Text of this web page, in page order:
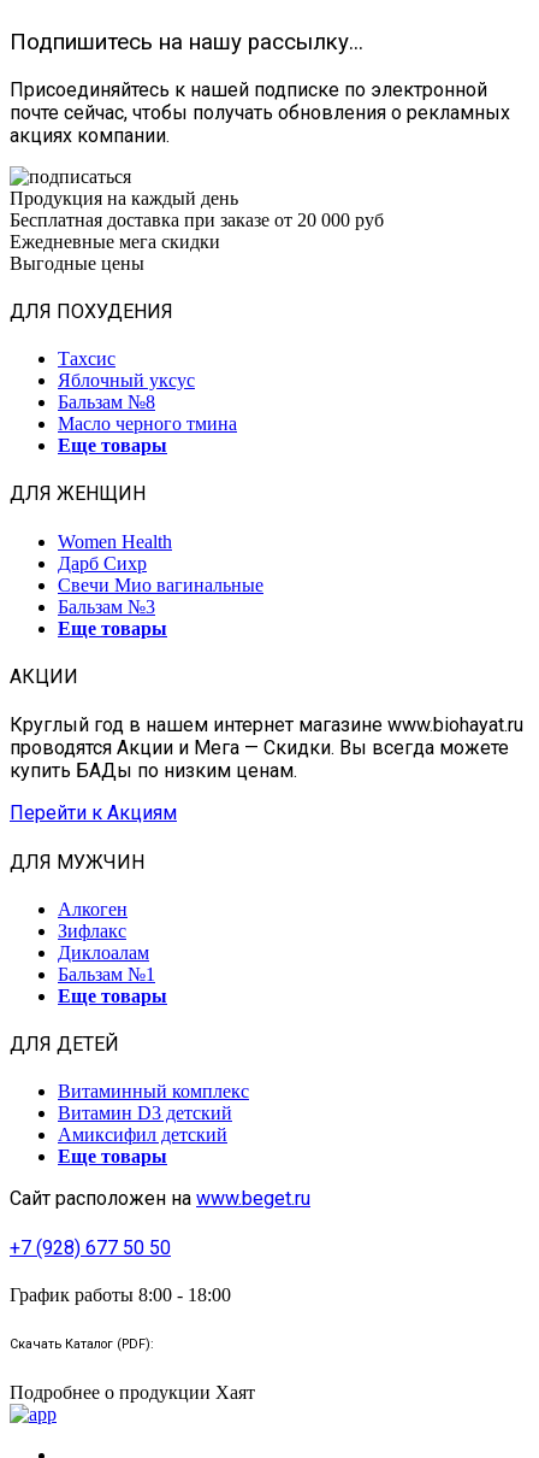
Подпишитесь на нашу рассылку...
Присоединяйтесь к нашей подписке по электронной
почте сейчас, чтобы получать обновления о рекламных
акциях компании.
Продукция на каждый день
Бесплатная доставка при заказе от 20 000 руб
Ежедневные мега скидки
Выгодные цены
ДЛЯ ПОХУДЕНИЯ
Тахсис
Яблочный уксус
Бальзам №8
Масло черного тмина
Еще товары
ДЛЯ ЖЕНЩИН
Women Health
Дарб Сихр
Свечи Мио вагинальные
Бальзам №3
Еще товары
АКЦИИ
Круглый год в нашем интернет магазине www.biohayat.ru
проводятся Акции и Мега — Скидки. Вы всегда можете
купить БАДы по низким ценам.
Перейти к Акциям
ДЛЯ МУЖЧИН
Алкоген
Зифлакс
Диклоалам
Бальзам №1
Еще товары
ДЛЯ ДЕТЕЙ
Витаминный комплекс
Витамин D3 детский
Амиксифил детский
Еще товары
Сайт расположен на www.beget.ru
+7 (928) 677 50 50
График работы 8:00 - 18:00
Скачать Каталог (PDF):
Подробнее о продукции Хаят